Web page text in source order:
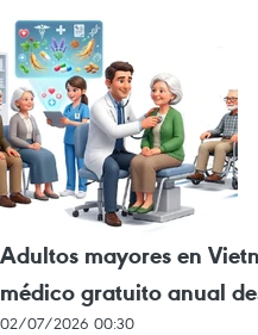
Adultos mayores en
médico gratuito anual
02/07/2026 00:30